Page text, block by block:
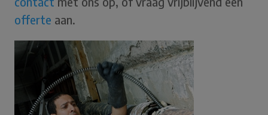
offerte aan.